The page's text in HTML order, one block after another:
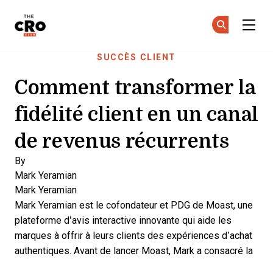
SUCCÈS CLIENT
Comment transformer la
fidélité client en un canal
de revenus récurrents
By
Mark Yeramian
Mark Yeramian
Mark Yeramian est le cofondateur et PDG de Moast, une
plateforme d’avis interactive innovante qui aide les
marques à offrir à leurs clients des expériences d’achat
authentiques. Avant de lancer Moast, Mark a consacré la